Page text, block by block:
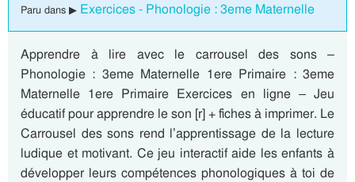
Paru dans ▶ Exercices - Phonologie : 3eme Maternelle
Apprendre à lire avec le carrousel des sons –
Phonologie : 3eme Maternelle 1ere Primaire : 3eme
Maternelle 1ere Primaire Exercices en ligne – Jeu
éducatif pour apprendre le son [r] + fiches à imprimer. Le
Carrousel des sons rend l’apprentissage de la lecture
ludique et motivant. Ce jeu interactif aide les enfants à
développer leurs compétences phonologiques à toi de